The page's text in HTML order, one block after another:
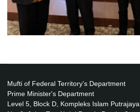
Mufti of Federal Territory's Department
Prime Minister's Department
Level 5, Block D, Kompleks Islam Putrajaya